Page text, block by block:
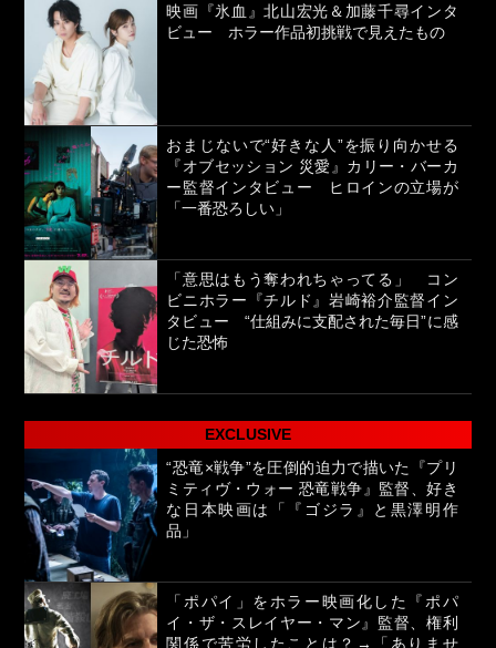
映画『氷血』北山宏光＆加藤千尋インタ
ビュー ホラー作品初挑戦で見えたもの
おまじないで“好きな人”を振り向かせる
『オブセッション 災愛』カリー・バーカ
ー監督インタビュー ヒロインの立場が
「一番恐ろしい」
「意思はもう奪われちゃってる」 コン
ビニホラー『チルド』岩崎裕介監督イン
タビュー “仕組みに支配された毎日”に感
じた恐怖
EXCLUSIVE
“恐竜×戦争”を圧倒的迫力で描いた『プリ
ミティヴ・ウォー 恐竜戦争』監督、好き
な日本映画は「『ゴジラ』と黒澤明作
品」
「ポパイ」をホラー映画化した『ポパ
イ・ザ・スレイヤー・マン』監督、権利
関係で苦労したことは？→「ありませ